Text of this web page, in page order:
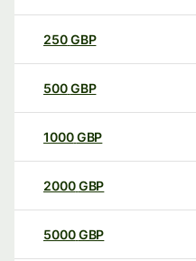
250GBP
500GBP
1000GBP
2000GBP
5000GBP